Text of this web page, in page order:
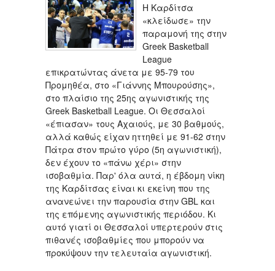
Η Καρδίτσα
«κλείδωσε» την
παραμονή της στην
Greek Basketball
League
επικρατώντας άνετα με 95-79 του
Προμηθέα, στο «Γιάννης Μπουρούσης»,
στο πλαίσιο της 25ης αγωνιστικής της
Greek Basketball League. Oι Θεσσαλοί
«έπιασαν» τους Αχαιούς, με 30 βαθμούς,
αλλά καθώς είχαν ηττηθεί με 91-62 στην
Πάτρα στον πρώτο γύρο (5η αγωνιστική),
δεν έχουν το «πάνω χέρι» στην
ισοβαθμία. Παρ' όλα αυτά, η έβδομη νίκη
της Καρδίτσας είναι κι εκείνη που της
ανανεώνει την παρουσία στην GBL και
της επόμενης αγωνιστικής περιόδου. Κι
αυτό γιατί οι Θεσσαλοί υπερτερούν στις
πιθανές ισοβαθμίες που μπορούν να
προκύψουν την τελευταία αγωνιστική.